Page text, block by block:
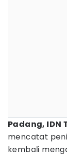
Padang, IDN
mencatat
kembali